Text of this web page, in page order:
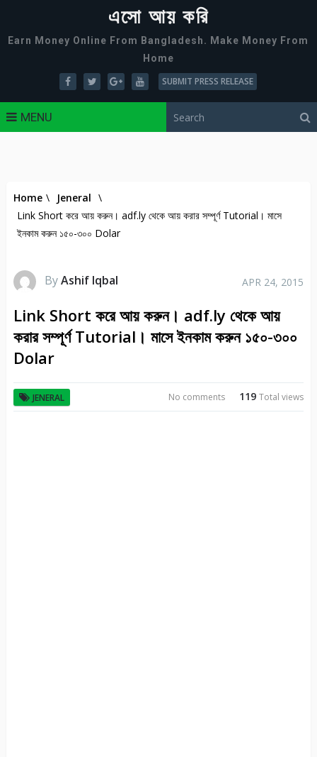
এসো আয় করি
Earn Money Online From Bangladesh. Make Money From
Home
SUBMIT PRESS RELEASE
MENU
Home \ Jeneral \
Link Short করে আয় করুন। adf.ly থেকে আয় করার সম্পূর্ণ Tutorial। মাসে
ইনকাম করুন ১৫০-৩০০ Dolar
ByAshif Iqbal APR 24, 2015
Link Short করে আয় করুন। adf.ly থেকে আয়
করার সম্পূর্ণ Tutorial। মাসে ইনকাম করুন ১৫০-৩০০
Dolar
JENERAL 119Total views
No comments